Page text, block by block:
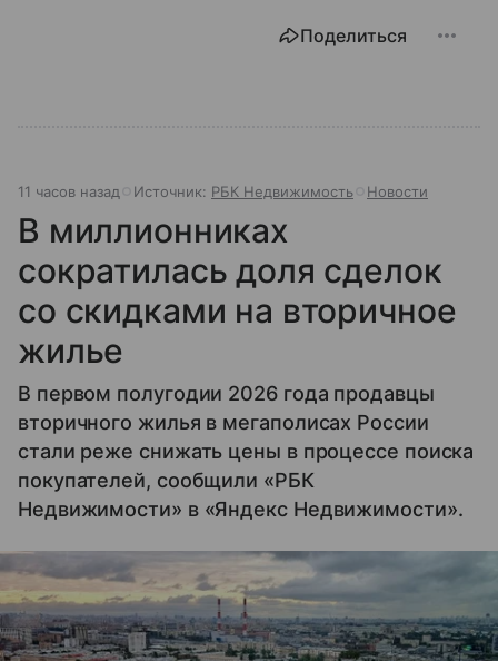
Поделиться
11 часов назад Источник: РБК Недвижимость Новости
В миллионниках
сократилась доля сделок
со скидками на вторичное
жилье
В первом полугодии 2026 года продавцы
вторичного жилья в мегаполисах России
стали реже снижать цены в процессе поиска
покупателей, сообщили «РБК
Недвижимости» в «Яндекс Недвижимости».